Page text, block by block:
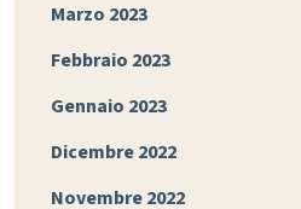
Marzo 2023
Febbraio 2023
Gennaio 2023
Dicembre 2022
Novembre 2022